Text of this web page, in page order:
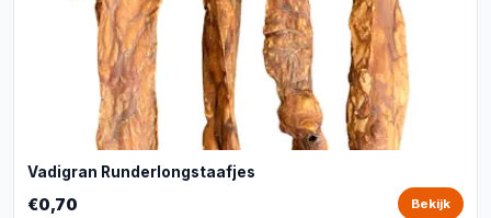
Vadigran Runderlongstaafjes
€0,70 Bekijk